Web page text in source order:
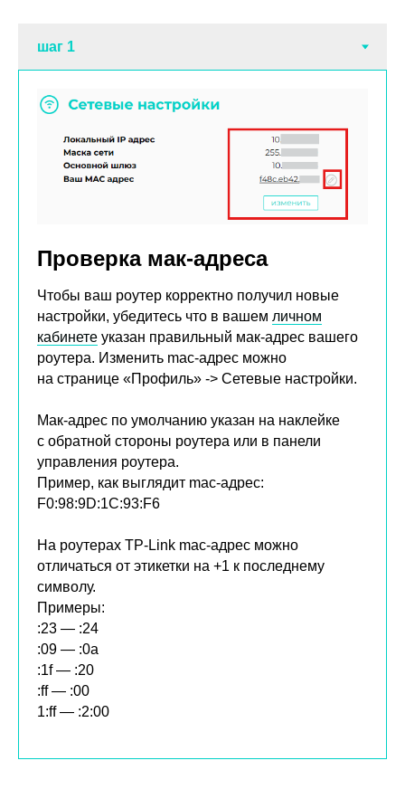
Проверка мак-адреса
Чтобы ваш роутер корректно получил новые
настройки, убедитесь что в вашем личном
кабинете указан правильный мак-адрес вашего
роутера. Изменить mac-адрес можно
на странице «Профиль» -> Сетевые настройки.
Мак-адрес по умолчанию указан на наклейке
с обратной стороны роутера или в панели
управления роутера.
Пример, как выглядит mac-адрес:
F0:98:9D:1C:93:F6
На роутерах TP-Link mac-адрес можно
отличаться от этикетки на +1 к последнему
символу.
Примеры:
:23 — :24
:09 — :0a
:1f — :20
:ff — :00
1:ff — :2:00